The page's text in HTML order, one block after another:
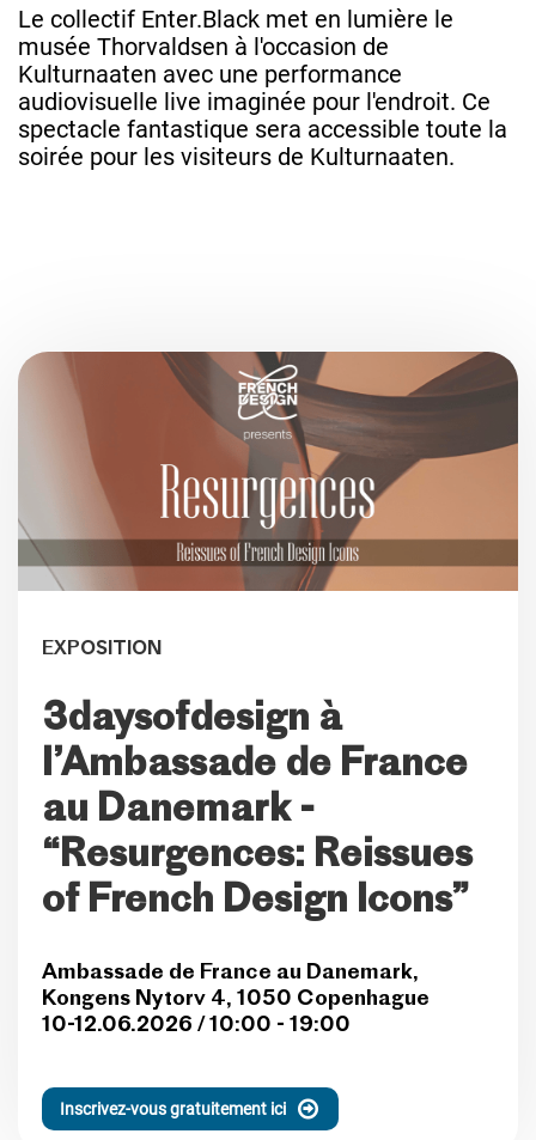
Le collectif Enter.Black met en lumière le
musée Thorvaldsen à l'occasion de
Kulturnaaten avec une performance
audiovisuelle live imaginée pour l'endroit. Ce
spectacle fantastique sera accessible toute la
soirée pour les visiteurs de Kulturnaaten.
EXPOSITION
3daysofdesign à
l’Ambassade de France
au Danemark -
“Resurgences: Reissues
of French Design Icons”
Ambassade de France au Danemark,
Kongens Nytorv 4, 1050 Copenhague
10-12.06.2026 / 10:00 - 19:00
Inscrivez-vous gratuitement ici